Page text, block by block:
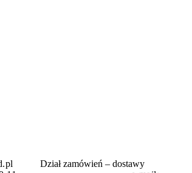
Dział zamówień – dostawy